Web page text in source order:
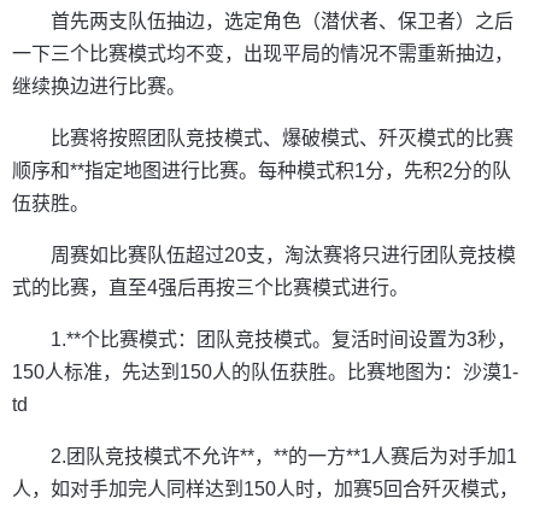
首先两支队伍抽边，选定角色（潜伏者、保卫者）之后
一下三个比赛模式均不变，出现平局的情况不需重新抽边，
继续换边进行比赛。
比赛将按照团队竞技模式、爆破模式、歼灭模式的比赛
顺序和**指定地图进行比赛。每种模式积1分，先积2分的队
伍获胜。
周赛如比赛队伍超过20支，淘汰赛将只进行团队竞技模
式的比赛，直至4强后再按三个比赛模式进行。
1.**个比赛模式：团队竞技模式。复活时间设置为3秒，
150人标准，先达到150人的队伍获胜。比赛地图为：沙漠1-
td
2.团队竞技模式不允许**，**的一方**1人赛后为对手加1
人，如对手加完人同样达到150人时，加赛5回合歼灭模式，